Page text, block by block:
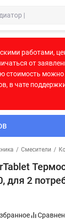
работами,
от
стоимость можно
в чате
/ Смесители /
для 2